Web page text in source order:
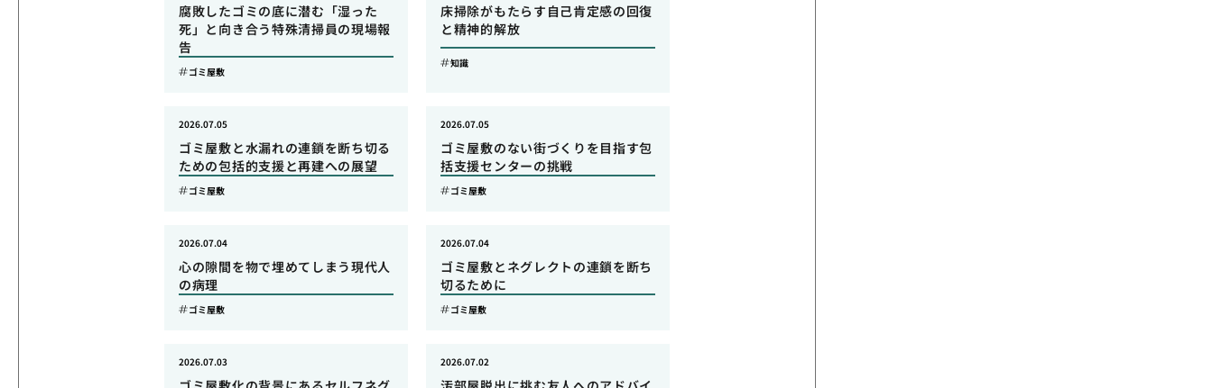
腐敗したゴミの底に潜む「湿った
死」と向き合う特殊清掃員の現場報
告
ゴミ屋敷
床掃除がもたらす自己肯定感の回復
と精神的解放
知識
ゴミ屋敷と水漏れの連鎖を断ち切る
ための包括的支援と再建への展望
2026.07.05
ゴミ屋敷
ゴミ屋敷のない街づくりを目指す包
括支援センターの挑戦
2026.07.05
ゴミ屋敷
心の隙間を物で埋めてしまう現代人
の病理
2026.07.04
ゴミ屋敷
ゴミ屋敷とネグレクトの連鎖を断ち
切るために
2026.07.04
ゴミ屋敷
2026.07.03 2026.07.02